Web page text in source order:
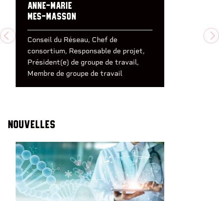
PREVIOUS
Anne-Marie
Mes-Masson
Conseil du Réseau Chef de
consortium Responsable de projet
Président(e) de groupe de travail
Membre de groupe de travail
Nouvelles